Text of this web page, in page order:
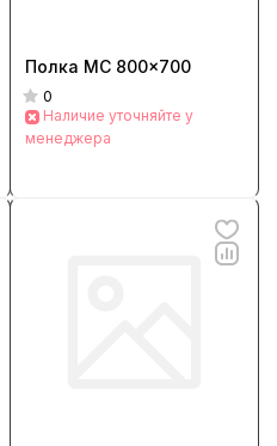
Полка МС 800x700
0
Наличие уточняйте у
менеджера